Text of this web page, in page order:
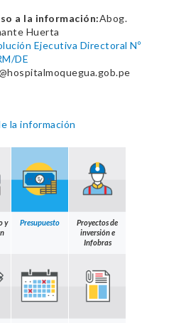
a la información:Abog.
Huerta
Ejecutiva Directoral Nº
DE
la información
y
Presupuesto
Proyectos de
inversión e
Infobras